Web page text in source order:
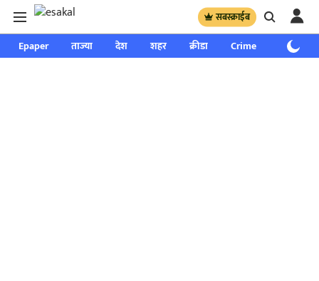
सबस्क्राईब
Epaper ताज्या देश शहर क्रीडा Crime साप्ताहिक